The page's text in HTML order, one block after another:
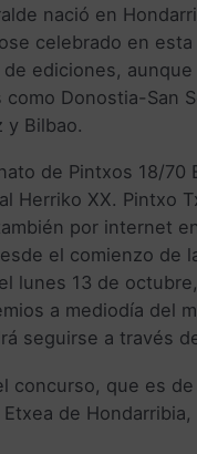
nació en
celebrado en
ediciones,
Donostia-San
y Bilbao.
de Pintxos 18/70
Herriko XX. Pintxo
por internet
el comienzo de
lunes 13 de
a mediodía del
seguirse a través
concurso, que es
de Hondarribia,